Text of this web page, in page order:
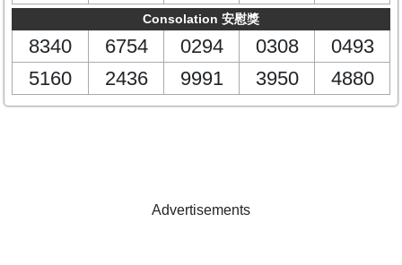
Consolation 安慰獎
8340 6754 0294 0308
0493
5160
2436 9991 3950 4880
Advertisements